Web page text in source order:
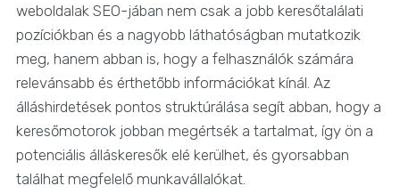
weboldalak SEO-jában nem csak a jobb keresőtalálati
pozíciókban és a nagyobb láthatóságban mutatkozik
meg, hanem abban is, hogy a felhasználók számára
relevánsabb és érthetőbb információkat kínál. Az
álláshirdetések pontos struktúrálása segít abban, hogy a
keresőmotorok jobban megértsék a tartalmat, így ön a
potenciális álláskeresők elé kerülhet, és gyorsabban
találhat megfelelő munkavállalókat.